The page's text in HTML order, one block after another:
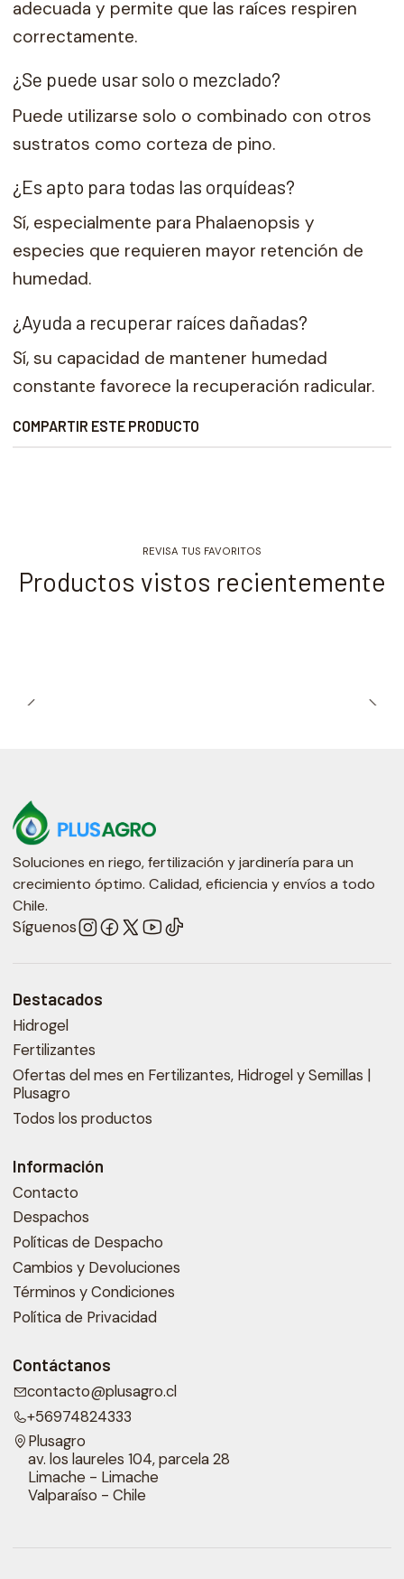
adecuada y permite que las raíces respiren
correctamente.
¿Se puede usar solo o mezclado?
Puede utilizarse solo o combinado con otros
sustratos como corteza de pino.
¿Es apto para todas las orquídeas?
Sí, especialmente para Phalaenopsis y
especies que requieren mayor retención de
humedad.
¿Ayuda a recuperar raíces dañadas?
Sí, su capacidad de mantener humedad
constante favorece la recuperación radicular.
COMPARTIR ESTE PRODUCTO
REVISA TUS FAVORITOS
Productos vistos recientemente
Soluciones en riego, fertilización y jardinería para un
crecimiento óptimo. Calidad, eficiencia y envíos a todo
Chile.
Síguenos
Destacados
Hidrogel
Fertilizantes
Ofertas del mes en Fertilizantes, Hidrogel y Semillas |
Plusagro
Todos los productos
Información
Contacto
Despachos
Políticas de Despacho
Cambios y Devoluciones
Términos y Condiciones
Política de Privacidad
Contáctanos
contacto@plusagro.cl
+56974824333
Plusagro
av. los laureles 104, parcela 28
Limache - Limache
Valparaíso - Chile